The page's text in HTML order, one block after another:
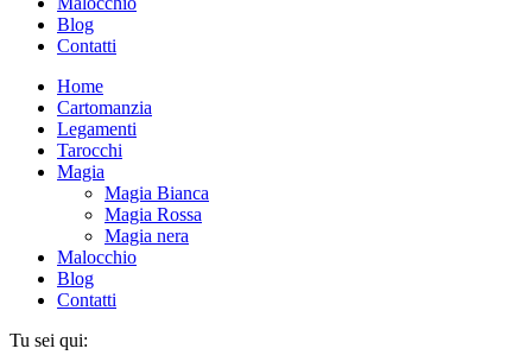
Blog
Contatti
Home
Cartomanzia
Legamenti
Tarocchi
Magia
Magia Bianca
Magia Rossa
Magia nera
Malocchio
Blog
Contatti
Tu sei qui: